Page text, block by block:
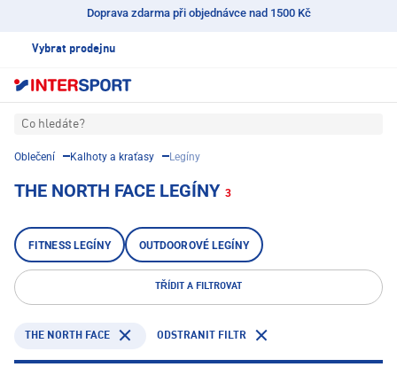
Doprava zdarma při objednávce nad 1500 Kč
Vybrat prodejnu
Co hledáte?
Oblečení Kalhoty a kraťasy Legíny
THE NORTH FACE LEGÍNY 3
FITNESS LEGÍNY OUTDOOROVÉ LEGÍNY
TŘÍDIT A FILTROVAT
THE NORTH FACE ODSTRANIT FILTR